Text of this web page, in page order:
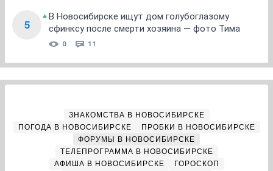
5
В Новосибирске ищут дом голубоглазому
сфинксу после смерти хозяина — фото Тима
0 11
ЗНАКОМСТВА В НОВОСИБИРСКЕ
ПОГОДА В НОВОСИБИРСКЕ
ПРОБКИ В НОВОСИБИРСКЕ
ФОРУМЫ В НОВОСИБИРСКЕ
ТЕЛЕПРОГРАММА В НОВОСИБИРСКЕ
АФИША В НОВОСИБИРСКЕ
ГОРОСКОП